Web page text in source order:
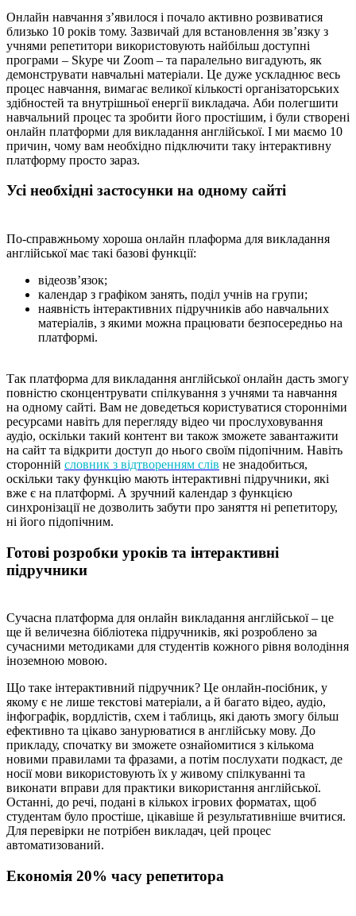
Онлайн навчання з’явилося і почало активно розвиватися
близько 10 років тому. Зазвичай для встановлення зв’язку з
учнями репетитори використовують найбільш доступні
програми – Skype чи Zoom – та паралельно вигадують, як
демонструвати навчальні матеріали. Це дуже ускладнює весь
процес навчання, вимагає великої кількості організаторських
здібностей та внутрішньої енергії викладача. Аби полегшити
навчальний процес та зробити його простішим, і були створені
онлайн платформи для викладання англійської. І ми маємо 10
причин, чому вам необхідно підключити таку інтерактивну
платформу просто зараз.
Усі необхідні застосунки на одному сайті
По-справжньому хороша онлайн плаформа для викладання
англійської має такі базові функції:
відеозв’язок;
календар з графіком занять, поділ учнів на групи;
наявність інтерактивних підручників або навчальних
матеріалів, з якими можна працювати безпосередньо на
платформі.
Так платформа для викладання англійської онлайн дасть змогу
повністю сконцентрувати спілкування з учнями та навчання
на одному сайті. Вам не доведеться користуватися сторонніми
ресурсами навіть для перегляду відео чи прослуховування
аудіо, оскільки такий контент ви також зможете завантажити
на сайт та відкрити доступ до нього своїм підопічним. Навіть
сторонній словник з відтворенням слів не знадобиться,
оскільки таку функцію мають інтерактивні підручники, які
вже є на платформі. А зручний календар з функцією
синхронізації не дозволить забути про заняття ні репетитору,
ні його підопічним.
Готові розробки уроків та інтерактивні
підручники
Сучасна платформа для онлайн викладання англійської – це
ще й величезна бібліотека підручників, які розроблено за
сучасними методиками для студентів кожного рівня володіння
іноземною мовою.
Що таке інтерактивний підручник? Це онлайн-посібник, у
якому є не лише текстові матеріали, а й багато відео, аудіо,
інфографік, вордлістів, схем і таблиць, які дають змогу більш
ефективно та цікаво занурюватися в англійську мову. До
прикладу, спочатку ви зможете ознайомитися з кількома
новими правилами та фразами, а потім послухати подкаст, де
носії мови використовують їх у живому спілкуванні та
виконати вправи для практики використання англійської.
Останні, до речі, подані в кількох ігрових форматах, щоб
студентам було простіше, цікавіше й результативніше вчитися.
Для перевірки не потрібен викладач, цей процес
автоматизований.
Економія 20% часу репетитора